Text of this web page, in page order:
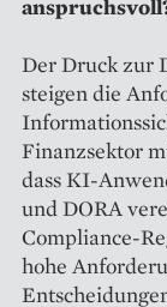
Der Druck zur
steigen die
Finanzsektor
dass KI-
und DORA
Compliance-
hohe